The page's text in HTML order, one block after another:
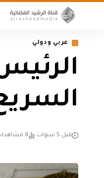
عربي ودولي
قبل 5 سنوات 8 مشاهدات